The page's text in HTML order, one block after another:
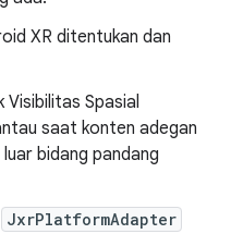
XR ditentukan dan
Spasial
saat konten adegan
bidang pandang
JxrPlatformAdapter